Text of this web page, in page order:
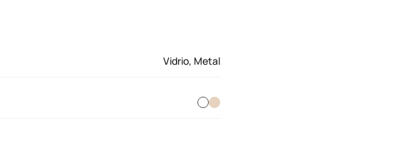
Vidrio, Metal